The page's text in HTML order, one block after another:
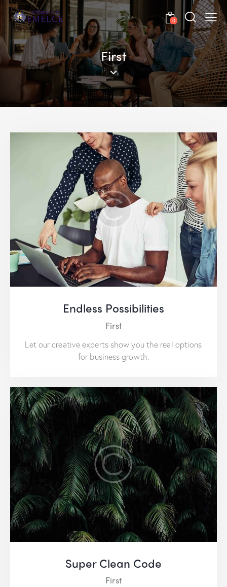
0
First
Endless Possibilities
First
Let our creative experts show you the real options
for business growth.
Super Clean Code
First